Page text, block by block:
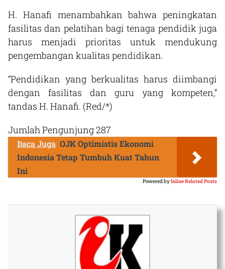
H. Hanafi menambahkan bahwa peningkatan
fasilitas dan pelatihan bagi tenaga pendidik juga
harus menjadi prioritas untuk mendukung
pengembangan kualitas pendidikan.
“Pendidikan yang berkualitas harus diimbangi
dengan fasilitas dan guru yang kompeten,”
tandas H. Hanafi. (Red/*)
Jumlah Pengunjung287
Baca Juga OJK Optimistis Ekonomi
Indonesia Tetap Tumbuh Kuat Tahun
Ini
Powered byInline Related Posts